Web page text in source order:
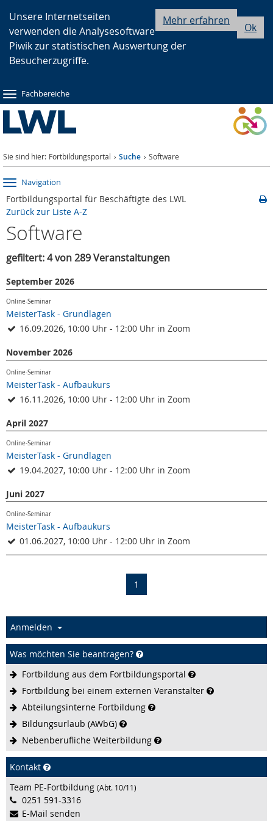
Hauptnavigation
Seitennavigation
Inhalt
Ok
Mehr erfahren
Unsere Internetseiten
verwenden die Analysesoftware
Piwik zur statistischen Auswertung der
Besucherzugriffe.
Fachbereiche
Sie sind hier: Fortbildungsportal Suche Software
Navigation
Fortbildungsportal für Beschäftigte des LWL
Zurück zur Liste A-Z
Software
gefiltert: 4 von 289 Veranstaltungen
September 2026
Online-Seminar
MeisterTask - Grundlagen
16.09.2026, 10:00 Uhr - 12:00 Uhr in Zoom
November 2026
Online-Seminar
MeisterTask - Aufbaukurs
16.11.2026, 10:00 Uhr - 12:00 Uhr in Zoom
April 2027
Online-Seminar
MeisterTask - Grundlagen
19.04.2027, 10:00 Uhr - 12:00 Uhr in Zoom
Juni 2027
Online-Seminar
MeisterTask - Aufbaukurs
01.06.2027, 10:00 Uhr - 12:00 Uhr in Zoom
1
Anmelden
Was möchten Sie beantragen?
Fortbildung aus dem Fortbildungsportal
Fortbildung bei einem externen Veranstalter
Abteilungsinterne Fortbildung
Bildungsurlaub (AWbG)
Nebenberufliche Weiterbildung
Kontakt
Team PE-Fortbildung (Abt. 10/11)
0251 591-3316
E-Mail senden